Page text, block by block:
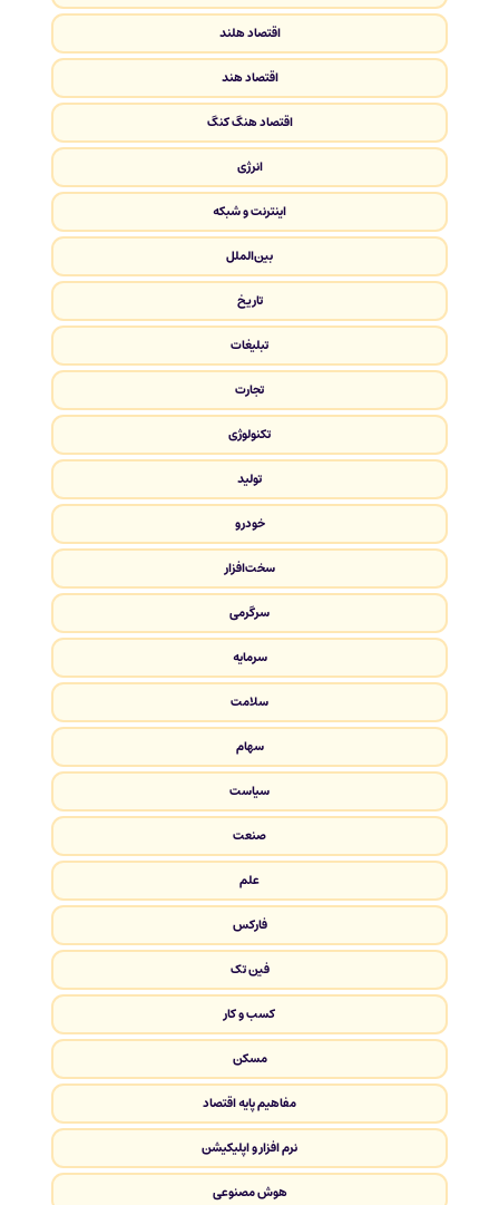
اقتصاد هلند
اقتصاد هند
اقتصاد هنگ کنگ
انرژی
اینترنت و شبکه
بین‌الملل
تاریخ
تبلیغات
تجارت
تکنولوژی
تولید
خودرو
سخت‌افزار
سرگرمی
سرمایه
سلامت
سهام
سیاست
صنعت
علم
فارکس
فین تک
کسب و کار
مسکن
مفاهیم پایه اقتصاد
نرم افزار و اپلیکیشن
هوش مصنوعی